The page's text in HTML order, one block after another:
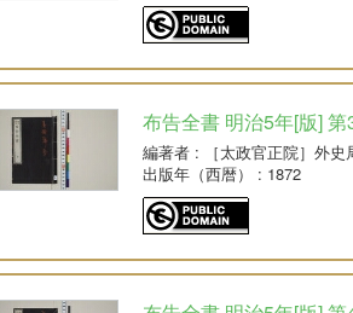
布告全書 明治5年[版] 第
編著者 : ［太政官正院］外史
出版年（西暦）
: 1872